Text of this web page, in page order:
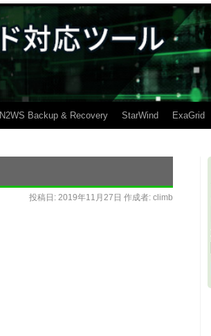
N2WS Backup & Recovery StarWind ExaGrid
投稿日: 2019年11月27日 作成者: climb